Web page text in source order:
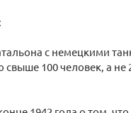
с немецкими
100 человек, а не